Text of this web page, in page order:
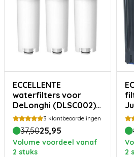
ECCELLENTE
waterfilters voor
DeLonghi (DLSC002) –
3 stuks 3 klantbeoordelingen
37,5025,95
Volume voordeel vanaf
2 stuks
2